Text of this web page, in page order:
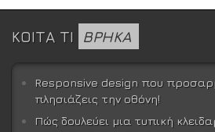
ΚΟΙΤΑ ΤΙ ΒΡΗΚΑ
Responsive design που
πλησιάζεις την οθόνη!
Πώς δουλεύει μια τυπική